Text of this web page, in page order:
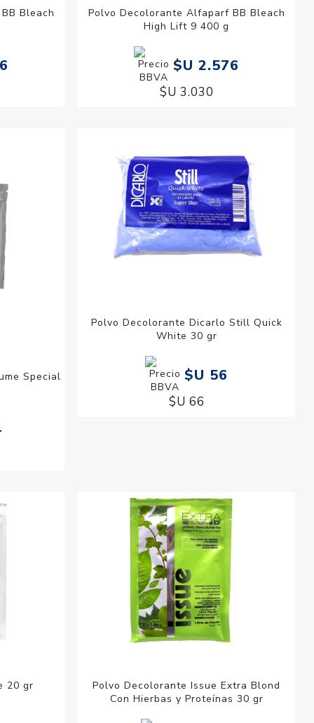
Bleach
Polvo Decolorante Alfaparf BB Bleach
High Lift 9 400 g
$U 2.576
$U 3.030
Special
Polvo Decolorante Dicarlo Still Quick
White 30 gr
$U 56
$U 66
20 gr
Polvo Decolorante Issue Extra Blond
Con Hierbas y Proteínas 30 gr